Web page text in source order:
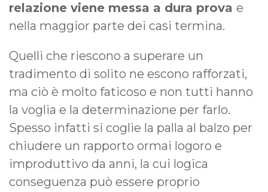
relazione viene messa a dura prova e
nella maggior parte dei casi termina.
Quelli che riescono a superare un
tradimento di solito ne escono rafforzati,
ma ciò è molto faticoso e non tutti hanno
la voglia e la determinazione per farlo.
Spesso infatti si coglie la palla al balzo per
chiudere un rapporto ormai logoro e
improduttivo da anni, la cui logica
conseguenza può essere proprio